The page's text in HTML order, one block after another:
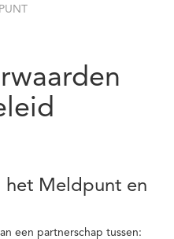
het Meldpunt en
een partnerschap tussen: